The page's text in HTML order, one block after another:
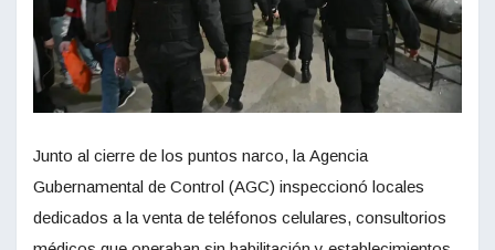
Junto al cierre de los puntos narco, la Agencia
Gubernamental de Control (AGC) inspeccionó locales
dedicados a la venta de teléfonos celulares, consultorios